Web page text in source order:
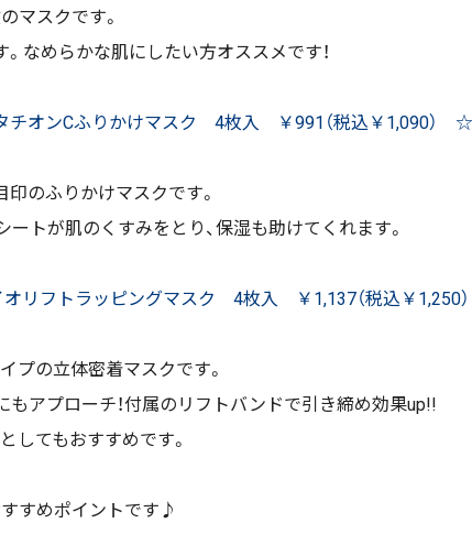
マスクです。
なめらかな肌にしたい方オススメです！
チオンCふりかけマスク 4枚入 ￥991（税込￥1,090） ☆
のふりかけマスクです。
トが肌のくすみをとり、保湿も助けてくれます。
オリフトラッピングマスク 4枚入 ￥1,137（税込￥
プの立体密着マスクです。
もアプローチ！付属のリフトバンドで引き締め効果up!!
してもおすすめです。
すめポイントです♪